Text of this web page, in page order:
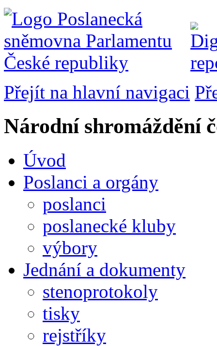
Přejít na hlavní navigaci
Národní shromáždění
Úvod
Poslanci a orgány
poslanci
poslanecké kluby
výbory
Jednání a dokumenty
stenoprotokoly
tisky
rejstříky